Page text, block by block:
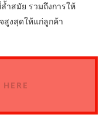
ำสมัย รวมถึงการให้
สูงสุดให้แก่ลูกค้า